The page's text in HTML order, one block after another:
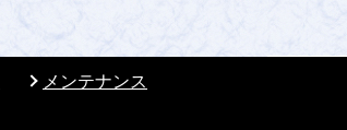
メンテナンス